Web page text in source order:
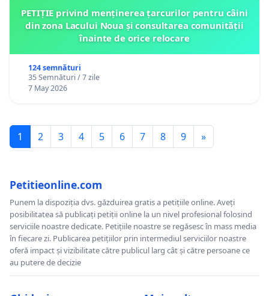
PETIȚIE privind menținerea țarcurilor pentru câini
din zona Lacului Noua și consultarea comunității
înainte de orice relocare
124 semnături
35 Semnături / 7 zile
7 May 2026
1 2 3 4 5 6 7 8 9 »
Petitieonline.com
Punem la dispoziția dvs. găzduirea gratis a petițiile online. Aveți
posibilitatea să publicați petiții online la un nivel profesional folosind
serviciile noastre dedicate. Petițiile noastre se regăsesc în mass media
în fiecare zi. Publicarea petițiilor prin intermediul serviciilor noastre
oferă impact și vizibilitate către publicul larg cât și către persoane ce
au putere de decizie